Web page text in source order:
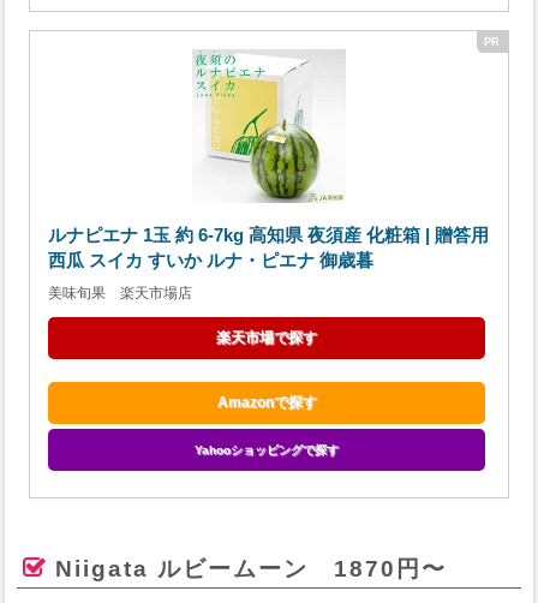
ルナピエナ 1玉 約 6-7kg 高知県 夜須産 化粧箱 | 贈答用
西瓜 スイカ すいか ルナ・ピエナ 御歳暮
美味旬果 楽天市場店
楽天市場で探す
Amazonで探す
Yahooショッピングで探す
Niigata ルビームーン 1870円〜